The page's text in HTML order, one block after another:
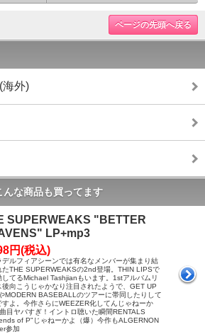
ページの先頭へ戻る
外)
んな商品も買ってます
SUPERWEAKS "BETTER
LP+mp3
円(税込)
デルフィアシーンでは有名なメンバーが集まり結
たTHE SUPERWEAKSの2nd登場。THIN LIPSで
してるMichael Tashjianもいます。1stアルバムリ
後向こうじゃかなり注目されたようで、GET UP
MODERN BASEBALLのツアーに帯同したりして
すよ。今作さらにWEEZER化してんじゃねーか
目ヤバすぎ！イントロ聴いた瞬間RENTALS
of P"じゃねーかよ（爆）今作もALGERNON
参加